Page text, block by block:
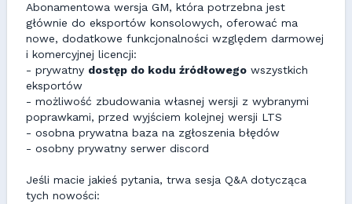
Abonamentowa wersja GM, która potrzebna jest
głównie do eksportów konsolowych, oferować ma
nowe, dodatkowe funkcjonalności względem darmowej
i komercyjnej licencji:
- prywatny dostęp do kodu źródłowego wszystkich
eksportów
- możliwość zbudowania własnej wersji z wybranymi
poprawkami, przed wyjściem kolejnej wersji LTS
- osobna prywatna baza na zgłoszenia błędów
- osobny prywatny serwer discord
Jeśli macie jakieś pytania, trwa sesja Q&A dotycząca
tych nowości: